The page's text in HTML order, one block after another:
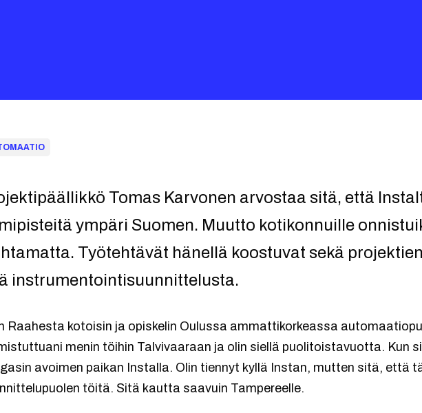
Tomas Karvonen arvostaa sitä, että
ympäri Suomen. Muutto kotikonnuille
Työtehtävät hänellä koostuvat sekä
instrumentointisuunnittelusta.
Raahesta kotoisin ja opiskelin Oulussa ammattikorkeassa
menin töihin Talvivaaraan ja olin siellä puolitoistavuotta. Kun
avoimen paikan Installa. Olin tiennyt kyllä Instan, mutten sitä, että
töitä. Sitä kautta saavuin Tampereelle.